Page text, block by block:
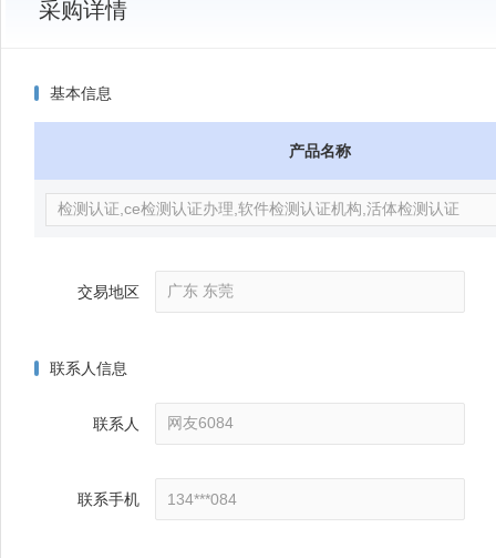
采购详情
基本信息
产品名称
交易地区
联系人信息
联系人
联系手机